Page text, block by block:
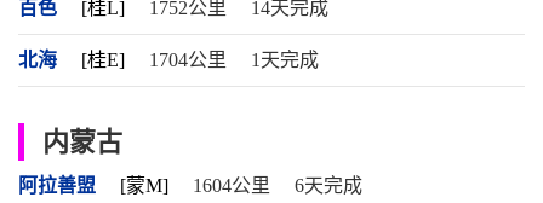
百色 [桂L] 1752公里 14天完成
北海 [桂E] 1704公里 1天完成
内蒙古
阿拉善盟 [蒙M] 1604公里 6天完成